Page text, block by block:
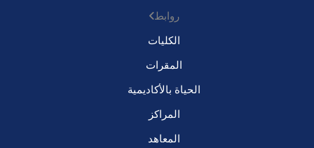
روابط
الكليات
المقرات
الحياة بالأكاديمية
المراكز
المعاهد